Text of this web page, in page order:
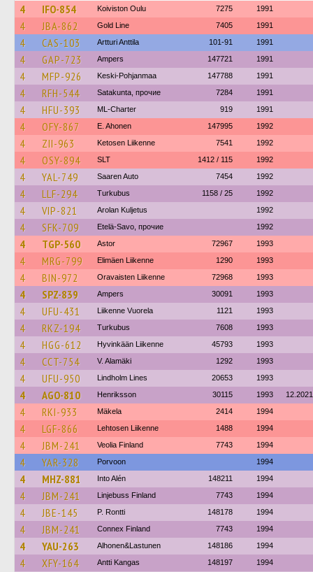
4 IFO-854 Koiviston Oulu 7275 1991
4 JBA-862 Gold Line 7405 1991
4 CAS-103 Artturi Anttila 101-91 1991
4 GAP-723 Ampers 147721 1991
4 MFP-926 Keski-Pohjanmaa 147788 1991
4 RFH-544 Satakunta, прочие 7284 1991
4 HFU-393 ML-Charter 919 1991
4 OFY-867 E. Ahonen 147995 1992
4 ZII-963 Ketosen Liikenne 7541 1992
4 OSY-894 SLT 1412 / 115 1992
4 YAL-749 Saaren Auto 7454 1992
4 LLF-294 Turkubus 1158 / 25 1992
4 VIP-821 Arolan Kuljetus 1992
4 SFK-709 Etelä-Savo, прочие 1992
4 TGP-560 Astor 72967 1993
4 MRG-799 Elimäen Liikenne 1290 1993
4 BIN-972 Oravaisten Liikenne 72968 1993
4 SPZ-839 Ampers 30091 1993
4 UFU-431 Liikenne Vuorela 1121 1993
4 RKZ-194 Turkubus 7608 1993
4 HGG-612 Hyvinkään Liikenne 45793 1993
4 CCT-754 V. Alamäki 1292 1993
4 UFU-950 Lindholm Lines 20653 1993
4 AGO-810 Henriksson 30115 1993 12.2021
4 RKI-933 Mäkela 2414 1994
4 LGF-866 Lehtosen Liikenne 1488 1994
4 JBM-241 Veolia Finland 7743 1994
4 YAR-328 Porvoon 1994
4 MHZ-881 Into Alén 148211 1994
4 JBM-241 Linjebuss Finland 7743 1994
4 JBE-145 P. Rontti 148178 1994
4 JBM-241 Connex Finland 7743 1994
4 YAU-263 Alhonen&Lastunen 148186 1994
4 XFY-164 Antti Kangas 148197 1994